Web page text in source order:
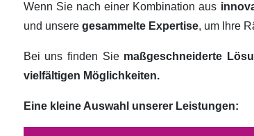
Wenn Sie nach einer Kombination aus
und unsere gesammelte Expertise, um Ihre
Bei uns finden Sie maßgeschneiderte
vielfältigen Möglichkeiten.
Eine kleine Auswahl unserer Leistungen: